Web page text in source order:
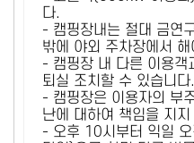
다.
- 캠핑장내는 절대 금연
밖에 야외 주차장에서 해
- 캠핑장 내 다른 이용객
퇴실 조치할 수 있습니다.
- 캠핑장은 이용자의 부
난에 대하여 책임을 지지
- 오후 10시부터 익일